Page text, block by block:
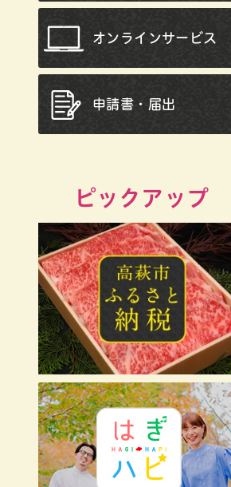
オンラインサービス
申請書・届出
ピックアップ